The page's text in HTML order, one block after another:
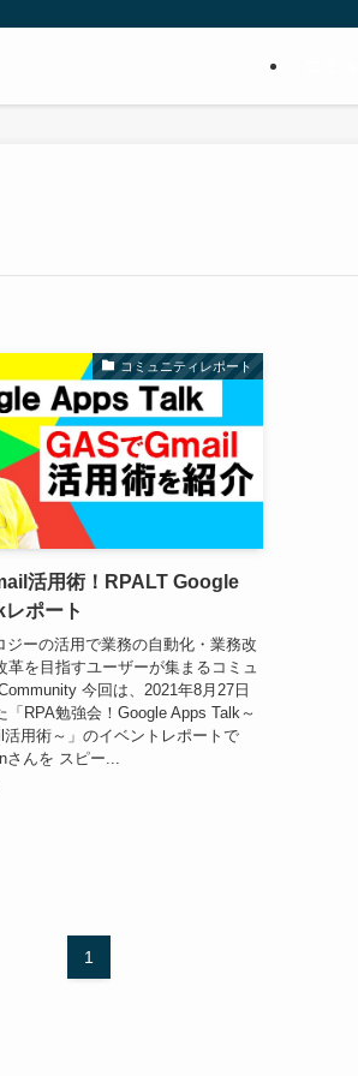
コミ
コミュニティレポート
活用術！RPALT Google
ポート
ジーの活用で業務の自動化・業務改
革を目指すユーザーが集まるコミュ
今回は、2021年8月27日
「RPA勉強会！Google Apps Talk～
用術～」のイベントレポートで
さんを スピー...
1